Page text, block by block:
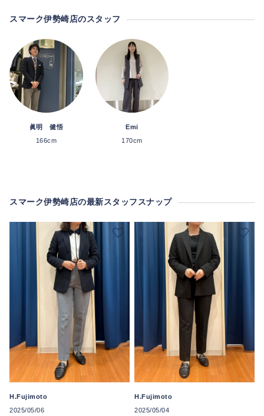
スマーク伊勢崎店のスタッフ
眞明 健悟
166cm
Emi
170cm
スマーク伊勢崎店の最新スタッフスナップ
H.Fujimoto
2025/05/06
H.Fujimoto
2025/05/04